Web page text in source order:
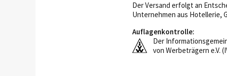
Der Versand erfolgt an
Unternehmen aus Hotellerie,
Auflagenkontrolle:
Der
von Werbeträgern e.V.